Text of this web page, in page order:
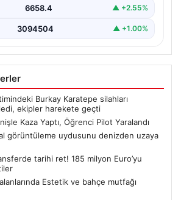
6658.4 ▲ +2.55%
3094504 ▲ +1.00%
Burkay Karatepe silahları
ekipler harekete geçti
Kaza Yaptı, Öğrenci Pilot Yaralandı
görüntüleme uydusunu denizden uzaya
tarihi ret! 185 milyon Euro’yu
Estetik ve bahçe mutfağı